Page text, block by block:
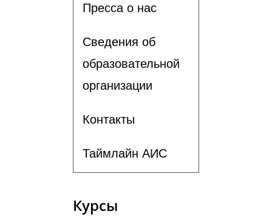
Пресса о нас
Сведения об
образовательной
организации
Контакты
Таймлайн АИС
Курсы